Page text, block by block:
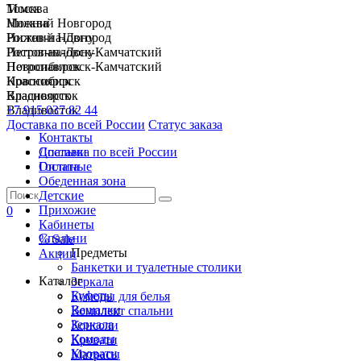
Москва
Нижний Новгород
Ростов-на-Дону
Петропавловск-Камчатский
Новосибирск
Красноярск
Владивосток
+7 915 037 82 44
Доставка по всей России Статус заказа
Спальни
Гостиные
Обеденная зона
Детские
Прихожие
Кабинеты
% Sale
Акции
Каталог
Буфеты
Вешалки
Зеркала
Комоды
Кровати
Томск
Москва
Нижний Новгород
Ростов-на-Дону
Петропавловск-Камчатский
Новосибирск
Красноярск
Владивосток
Контакты
Доставка по всей России
Оплата
0
Спальни
Предметы
Банкетки и туалетные столики
Зеркала
Комоды для белья
Комплект спальни
Консоли
Кровати
Матрасы